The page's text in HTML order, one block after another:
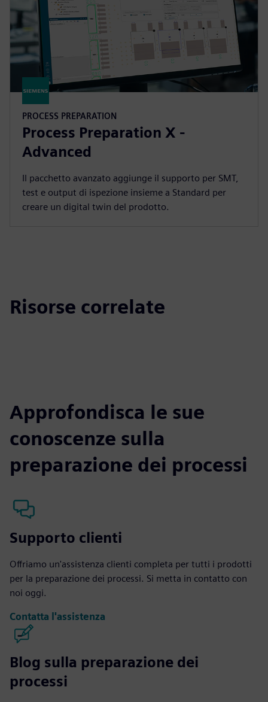
PROCESS PREPARATION
Process Preparation X -
Advanced
Il pacchetto avanzato aggiunge il supporto per SMT,
test e output di ispezione insieme a Standard per
creare un digital twin del prodotto.
Risorse correlate
Approfondisca le sue
conoscenze sulla
preparazione dei processi
Supporto clienti
Offriamo un'assistenza clienti completa per tutti i prodotti
per la preparazione dei processi. Si metta in contatto con
noi oggi.
Contatta l'assistenza
Blog sulla preparazione dei
processi